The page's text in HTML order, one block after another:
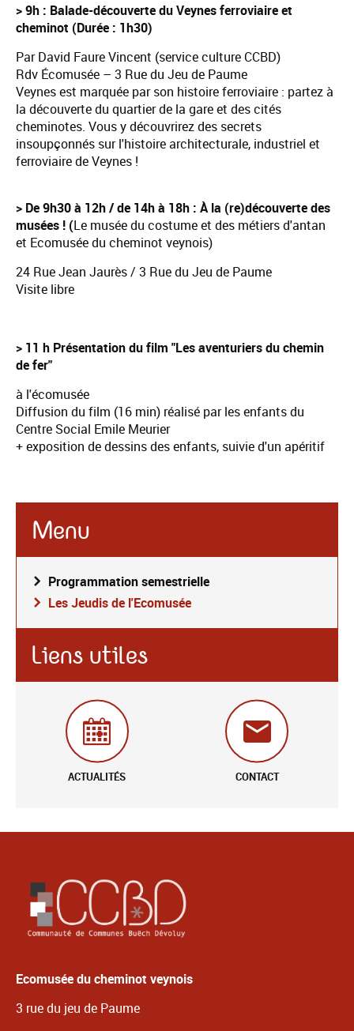
> 9h : Balade-découverte du Veynes ferroviaire et
cheminot (Durée : 1h30)
Par David Faure Vincent (service culture CCBD)
Rdv Écomusée – 3 Rue du Jeu de Paume
Veynes est marquée par son histoire ferroviaire : partez à
la découverte du quartier de la gare et des cités
cheminotes. Vous y découvrirez des secrets
insoupçonnés sur l'histoire architecturale, industriel et
ferroviaire de Veynes !
> De 9h30 à 12h / de 14h à 18h : À la (re)découverte des
musées ! (Le musée du costume et des métiers d'antan
et Ecomusée du cheminot veynois)
24 Rue Jean Jaurès / 3 Rue du Jeu de Paume
Visite libre
> 11 h Présentation du film "Les aventuriers du chemin
de fer"
à l'écomusée
Diffusion du film (16 min) réalisé par les enfants du
Centre Social Emile Meurier
+ exposition de dessins des enfants, suivie d'un apéritif
Menu
Programmation semestrielle
Les Jeudis de l'Ecomusée
Liens utiles
ACTUALITÉS CONTACT
Ecomusée du cheminot veynois
3 rue du jeu de Paume